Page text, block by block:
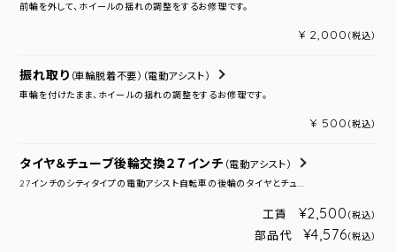
前輪を外して、ホイールの揺れの調整をするお修理です。
¥ 2,000 （税込）
振れ取り （車輪脱着不要） （電動アシスト）
車輪を付けたまま、ホイールの揺れの調整をするお修理です。
¥ 500 （税込）
タイヤ＆チューブ後輪交換２７インチ （電動アシスト）
27インチのシティタイプの電動アシスト自転車の後輪のタイヤとチュ...
工賃 ¥2,500 （税込）
部品代 ¥4,576（税込）